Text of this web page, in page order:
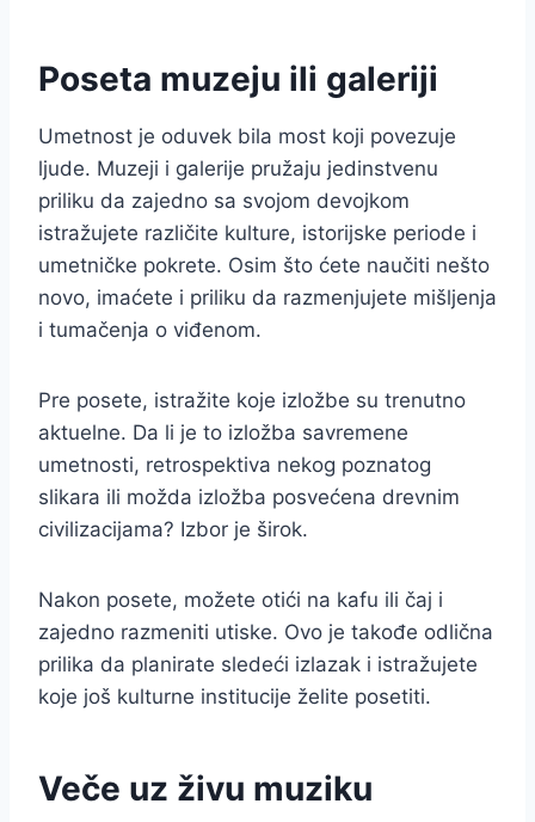
Poseta muzeju ili galeriji
Umetnost je oduvek bila most koji povezuje
ljude. Muzeji i galerije pružaju jedinstvenu
priliku da zajedno sa svojom devojkom
istražujete različite kulture, istorijske periode i
umetničke pokrete. Osim što ćete naučiti nešto
novo, imaćete i priliku da razmenjujete mišljenja
i tumačenja o viđenom.
Pre posete, istražite koje izložbe su trenutno
aktuelne. Da li je to izložba savremene
umetnosti, retrospektiva nekog poznatog
slikara ili možda izložba posvećena drevnim
civilizacijama? Izbor je širok.
Nakon posete, možete otići na kafu ili čaj i
zajedno razmeniti utiske. Ovo je takođe odlična
prilika da planirate sledeći izlazak i istražujete
koje još kulturne institucije želite posetiti.
Veče uz živu muziku